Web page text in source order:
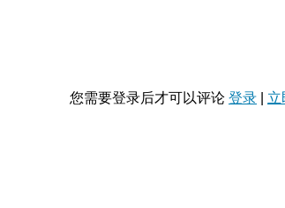
您需要登录后才可以评论 登录 立